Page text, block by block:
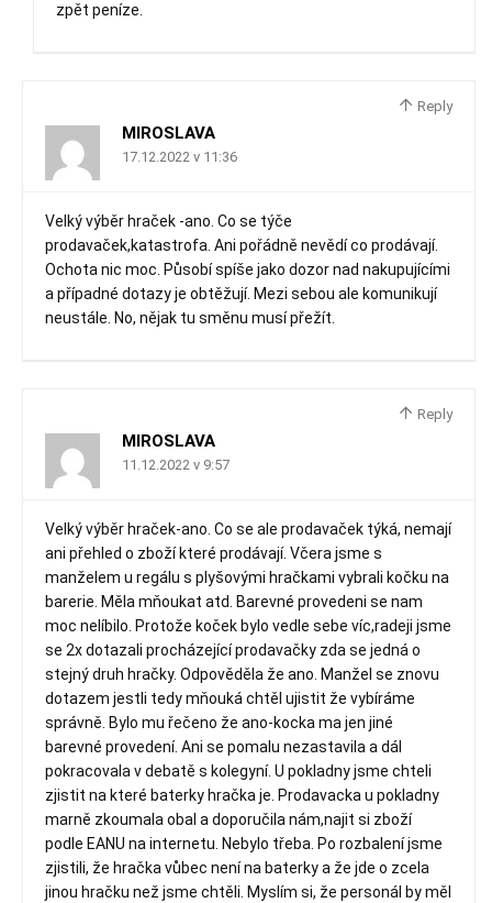
zpět peníze.
Reply
MIROSLAVA
17.12.2022 v 11:36
Velký výběr hraček -ano. Co se týče
prodavaček,katastrofa. Ani pořádně nevědí co prodávají.
Ochota nic moc. Působí spíše jako dozor nad nakupujícími
a případné dotazy je obtěžují. Mezi sebou ale komunikují
neustále. No, nějak tu směnu musí přežít.
Reply
MIROSLAVA
11.12.2022 v 9:57
Velký výběr hraček-ano. Co se ale prodavaček týká, nemají
ani přehled o zboží které prodávají. Včera jsme s
manželem u regálu s plyšovými hračkami vybrali kočku na
barerie. Měla mňoukat atd. Barevné provedeni se nam
moc nelíbilo. Protože koček bylo vedle sebe víc,radeji jsme
se 2x dotazali procházející prodavačky zda se jedná o
stejný druh hračky. Odpověděla že ano. Manžel se znovu
dotazem jestli tedy mňouká chtěl ujistit že vybíráme
správně. Bylo mu řečeno že ano-kocka ma jen jiné
barevné provedení. Ani se pomalu nezastavila a dál
pokracovala v debatě s kolegyní. U pokladny jsme chteli
zjistit na které baterky hračka je. Prodavacka u pokladny
marně zkoumala obal a doporučila nám,najit si zboží
podle EANU na internetu. Nebylo třeba. Po rozbalení jsme
zjistili, že hračka vůbec není na baterky a že jde o zcela
jinou hračku než jsme chtěli. Myslím si, že personál by měl